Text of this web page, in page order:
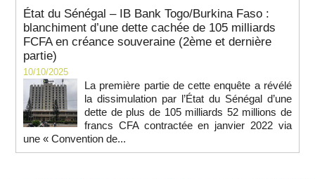
État du Sénégal – IB Bank Togo/Burkina Faso :
blanchiment d’une dette cachée de 105 milliards
FCFA en créance souveraine (2ème et dernière
partie)
10/10/2025
La première partie de cette enquête a révélé
la dissimulation par l’État du Sénégal d’une
dette de plus de 105 milliards 52 millions de
francs CFA contractée en janvier 2022 via
une « Convention de...